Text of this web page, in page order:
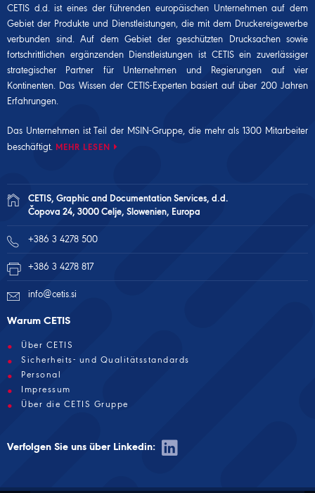
CETIS d.d. ist eines der führenden europäischen Unternehmen auf dem
Gebiet der Produkte und Dienstleistungen, die mit dem Druckereigewerbe
verbunden sind. Auf dem Gebiet der geschützten Drucksachen sowie
fortschrittlichen ergänzenden Dienstleistungen ist CETIS ein zuverlässiger
strategischer Partner für Unternehmen und Regierungen auf vier
Kontinenten. Das Wissen der CETIS-Experten basiert auf über 200 Jahren
Erfahrungen.
Das Unternehmen ist Teil der MSIN-Gruppe, die mehr als 1300 Mitarbeiter
beschäftigt. MEHR LESEN
CETIS, Graphic and Documentation Services, d.d.
Čopova 24, 3000 Celje, Slowenien, Europa
+386 3 4278 500
+386 3 4278 817
info@cetis.si
Warum CETIS
Über CETIS
Sicherheits- und Qualitätsstandards
Personal
Impressum
Über die CETIS Gruppe
Verfolgen Sie uns über Linkedin: